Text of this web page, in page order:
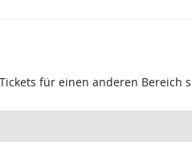
für einen anderen Bereich